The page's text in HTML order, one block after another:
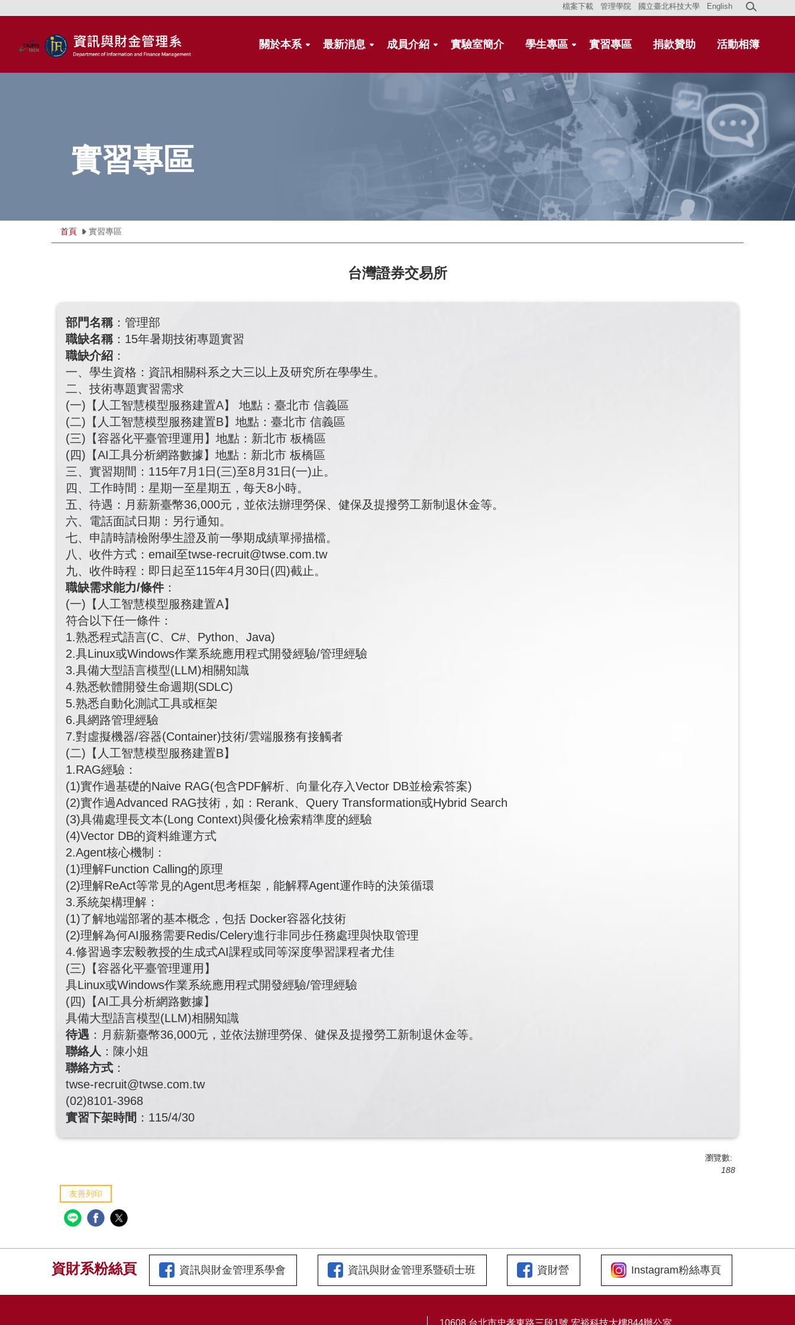
關於本系 最新消息 成員介紹 實驗室簡介 學生專區 實習專區 捐款贊助 活動相簿
檔案下載 管理學院 國立臺北科技大學 English
實習專區
首頁 實習專區
台灣證券交易所
部門名稱：管理部
職缺名稱：15年暑期技術專題實習
職缺介紹 ：
一、學生資格：資訊相關科系之大三以上及研究所在學學生。
二、技術專題實習需求
(一)【人工智慧模型服務建置A】 地點：臺北市 信義區
(二)【人工智慧模型服務建置B】地點：臺北市 信義區
(三)【容器化平臺管理運用】地點：新北市 板橋區
(四)【AI工具分析網路數據】地點：新北市 板橋區
三、實習期間：115年7月1日(三)至8月31日(一)止。
四、工作時間：星期一至星期五，每天8小時。
五、待遇：月薪新臺幣36,000元，並依法辦理勞保、健保及提撥勞工新制退休金等。
六、電話面試日期：另行通知。
七、申請時請檢附學生證及前一學期成績單掃描檔。
八、收件方式：email至twse-recruit@twse.com.tw
九、收件時程：即日起至115年4月30日(四)截止。
職缺需求能力/條件 ：
(一)【人工智慧模型服務建置A】
符合以下任一條件：
1.熟悉程式語言(C、C#、Python、Java)
2.具Linux或Windows作業系統應用程式開發經驗/管理經驗
3.具備大型語言模型(LLM)相關知識
4.熟悉軟體開發生命週期(SDLC)
5.熟悉自動化測試工具或框架
6.具網路管理經驗
7.對虛擬機器/容器(Container)技術/雲端服務有接觸者
(二)【人工智慧模型服務建置B】
1.RAG經驗：
(1)實作過基礎的Naive RAG(包含PDF解析、向量化存入Vector DB並檢索答案)
(2)實作過Advanced RAG技術，如：Rerank、Query Transformation或Hybrid Search
(3)具備處理長文本(Long Context)與優化檢索精準度的經驗
(4)Vector DB的資料維運方式
2.Agent核心機制：
(1)理解Function Calling的原理
(2)理解ReAct等常見的Agent思考框架，能解釋Agent運作時的決策循環
3.系統架構理解：
(1)了解地端部署的基本概念，包括 Docker容器化技術
(2)理解為何AI服務需要Redis/Celery進行非同步任務處理與快取管理
4.修習過李宏毅教授的生成式AI課程或同等深度學習課程者尤佳
(三)【容器化平臺管理運用】
具Linux或Windows作業系統應用程式開發經驗/管理經驗
(四)【AI工具分析網路數據】
具備大型語言模型(LLM)相關知識
待遇 ：月薪新臺幣36,000元，並依法辦理勞保、健保及提撥勞工新制退休金等。
聯絡人 ：陳小姐
聯絡方式 ：
twse-recruit@twse.com.tw
(02)8101-3968
實習下架時間 ：115/4/30
瀏覽數:
188
友善列印
資財系粉絲頁 資訊與財金管理系學會 資訊與財金管理系暨碩士班 資財營 Instagram粉絲專頁
10608 台北市忠孝東路三段1號 宏裕科技大樓844辦公室